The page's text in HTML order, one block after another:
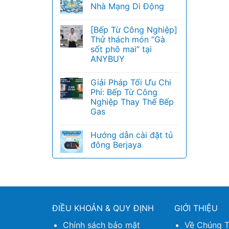
Nhà Mạng Di Động
[Bếp Từ Công Nghiệp]
Thử thách món “Gà
sốt phô mai” tại
ANYBUY
Giải Pháp Tối Ưu Chi
Phí: Bếp Từ Công
Nghiệp Thay Thế Bếp
Gas
Hướng dẫn cài đặt tủ
đông Berjaya
ĐIỀU KHOẢN & QUY ĐỊNH
Chính sách bảo mật
GIỚI THIỆU
Về Chúng